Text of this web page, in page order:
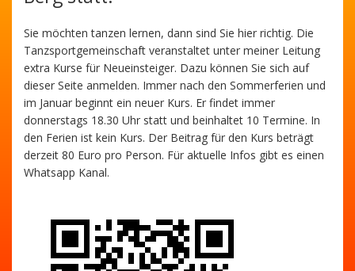
Sie möchten tanzen lernen, dann sind Sie hier richtig. Die
Tanzsportgemeinschaft veranstaltet unter meiner Leitung
extra Kurse für Neueinsteiger. Dazu können Sie sich auf
dieser Seite anmelden. Immer nach den Sommerferien und
im Januar beginnt ein neuer Kurs. Er findet immer
donnerstags 18.30 Uhr statt und beinhaltet 10 Termine. In
den Ferien ist kein Kurs. Der Beitrag für den Kurs beträgt
derzeit 80 Euro pro Person. Für aktuelle Infos gibt es einen
Whatsapp Kanal.